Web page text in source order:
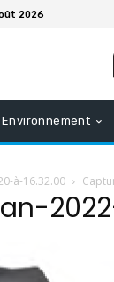
2026
Environnement
à-16.32.00